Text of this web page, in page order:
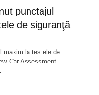
punctajul
de siguranţă
maxim la testele de
Car Assessment